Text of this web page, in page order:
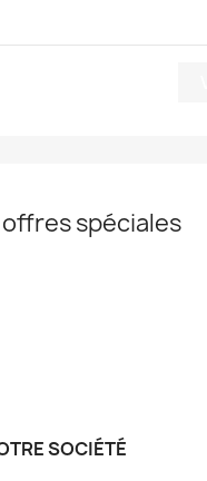
spéciales
SOCIÉTÉ